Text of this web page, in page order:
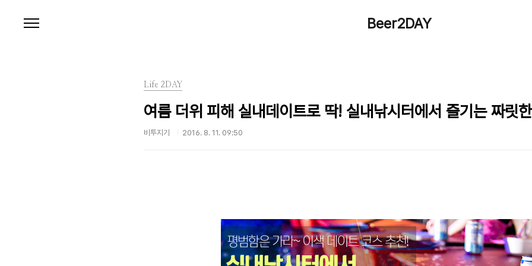
Beer2DAY
Life 2DAY
여름 더위 피해 실내데이트로 딱! 실내낚시터에서 즐기는 짜릿
비투지기 2016. 8. 11. 09:50